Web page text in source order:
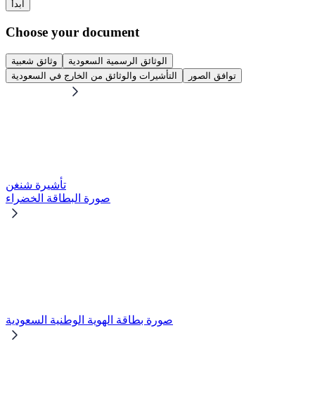
ابدأ
Choose your document
وثائق شعبية
الوثائق الرسمية السعودية
التأشيرات والوثائق من الخارج في السعودية
توافق الصور
تأشيرة شنغن
صورة البطاقة الخضراء
صورة بطاقة الهوية الوطنية السعودية